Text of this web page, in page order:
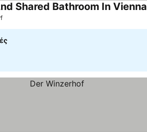
Shared Bathroom In Vienna